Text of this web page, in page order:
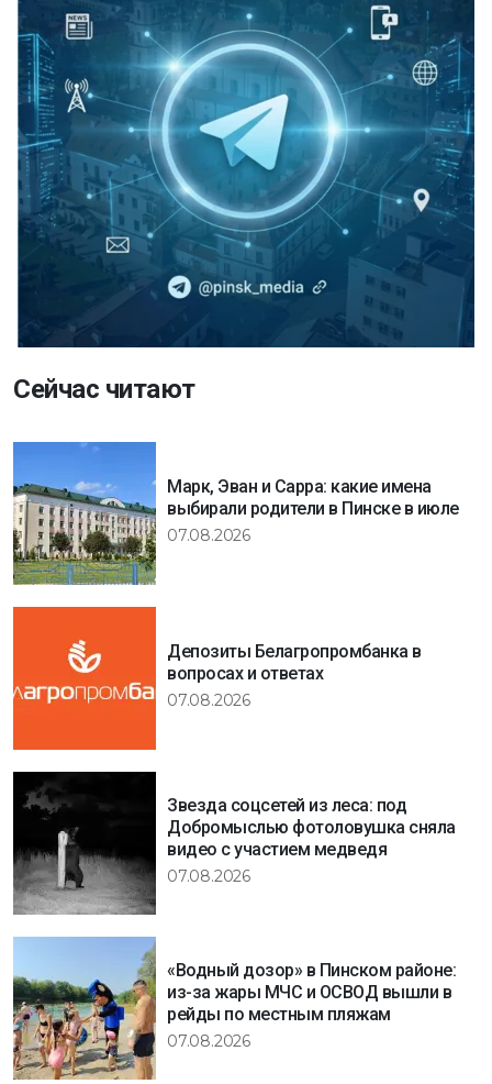
Сейчас читают
Марк, Эван и Сарра: какие имена
выбирали родители в Пинске в июле
07.08.2026
Депозиты Белагропромбанка в
вопросах и ответах
07.08.2026
Звезда соцсетей из леса: под
Добромыслью фотоловушка сняла
видео с участием медведя
07.08.2026
«Водный дозор» в Пинском районе:
из-за жары МЧС и ОСВОД вышли в
рейды по местным пляжам
07.08.2026